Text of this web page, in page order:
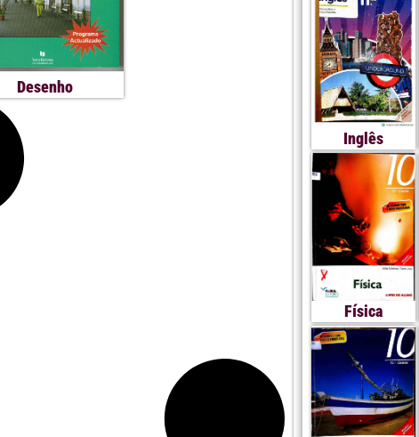
Desenho
Inglês
Física